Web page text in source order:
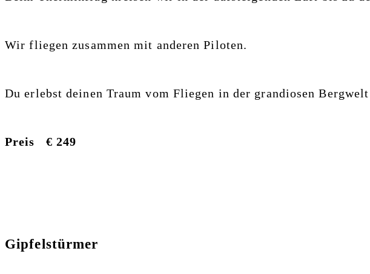
Wir fliegen zusammen mit anderen Piloten.
Du erlebst deinen Traum vom Fliegen in der grandiosen
Preis € 249
Gipfelstürmer